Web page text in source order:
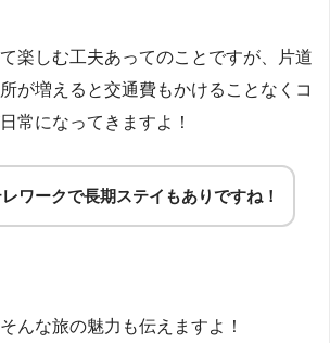
楽しむ工夫あってのことですが、片道
が増えると交通費もかけることなくコ
常になってきますよ！
ワークで長期ステイもありですね！
んな旅の魅力も伝えますよ！